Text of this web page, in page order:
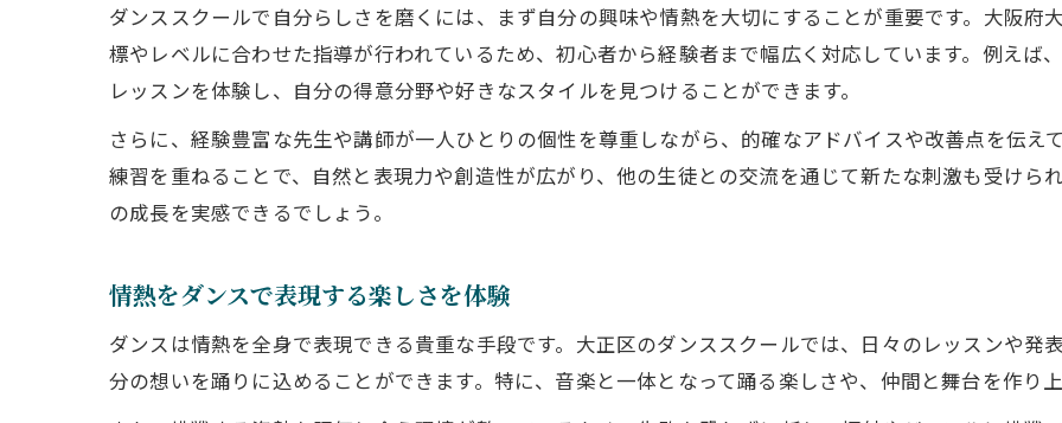
ダンススクールで自分らしさを磨くには、まず自分の興味や情熱を大切にすることが重要です。大阪府
標やレベルに合わせた指導が行われているため、初心者から経験者まで幅広く対応しています。例えば
レッスンを体験し、自分の得意分野や好きなスタイルを見つけることができます。
さらに、経験豊富な先生や講師が一人ひとりの個性を尊重しながら、的確なアドバイスや改善点を伝え
練習を重ねることで、自然と表現力や創造性が広がり、他の生徒との交流を通じて新たな刺激も受けら
の成長を実感できるでしょう。
情熱をダンスで表現する楽しさを体験
ダンスは情熱を全身で表現できる貴重な手段です。大正区のダンススクールでは、日々のレッスンや発
分の想いを踊りに込めることができます。特に、音楽と一体となって踊る楽しさや、仲間と舞台を作り